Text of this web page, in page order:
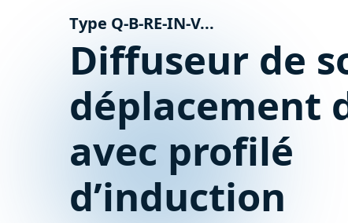
Type Q-B-RE-IN-V...
Diffuseur de
déplacement
avec profilé
d’induction